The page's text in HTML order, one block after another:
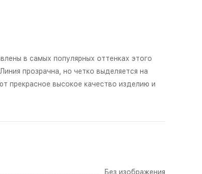
в самых популярных оттенках этого
прозрачна, но четко выделяется на
прекрасное высокое качество изделию и
Без изображения